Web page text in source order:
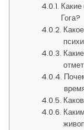
Гога?